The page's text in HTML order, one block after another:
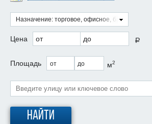
Назначение: торговое, офисное, базы и склады
Цена от до a
Площадь от до м2
Найти